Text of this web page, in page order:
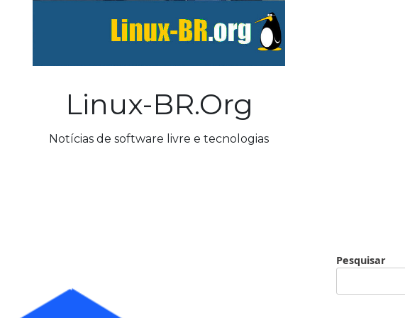
Linux-BR.org
Notícias de software livre e tecnologias
Pesquisar